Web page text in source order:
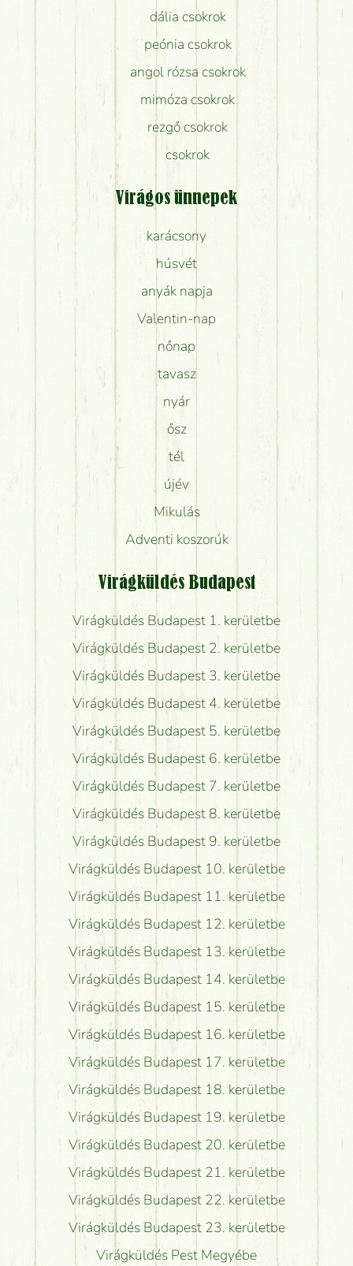
dália csokrok
peónia csokrok
angol rózsa csokrok
mimóza csokrok
rezgő csokrok
csokrok
Virágos ünnepek
karácsony
húsvét
anyák napja
Valentin-nap
nőnap
tavasz
nyár
ősz
tél
újév
Mikulás
Adventi koszorúk
Virágküldés Budapest
Virágküldés Budapest 1. kerületbe
Virágküldés Budapest 2. kerületbe
Virágküldés Budapest 3. kerületbe
Virágküldés Budapest 4. kerületbe
Virágküldés Budapest 5. kerületbe
Virágküldés Budapest 6. kerületbe
Virágküldés Budapest 7. kerületbe
Virágküldés Budapest 8. kerületbe
Virágküldés Budapest 9. kerületbe
Virágküldés Budapest 10. kerületbe
Virágküldés Budapest 11. kerületbe
Virágküldés Budapest 12. kerületbe
Virágküldés Budapest 13. kerületbe
Virágküldés Budapest 14. kerületbe
Virágküldés Budapest 15. kerületbe
Virágküldés Budapest 16. kerületbe
Virágküldés Budapest 17. kerületbe
Virágküldés Budapest 18. kerületbe
Virágküldés Budapest 19. kerületbe
Virágküldés Budapest 20. kerületbe
Virágküldés Budapest 21. kerületbe
Virágküldés Budapest 22. kerületbe
Virágküldés Budapest 23. kerületbe
Virágküldés Pest Megyébe